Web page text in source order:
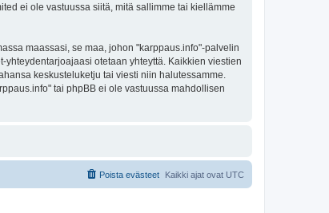
ei ole vastuussa siitä, mitä sallimme tai kiellämme
maassasi, se maa, johon "karppaus.info"-palvelin
otetaan yhteyttä. Kaikkien viestien
keskusteluketju tai viesti niin halutessamme.
tai phpBB ei ole vastuussa mahdollisen
Kaikki ajat ovat UTC
Poista evästeet